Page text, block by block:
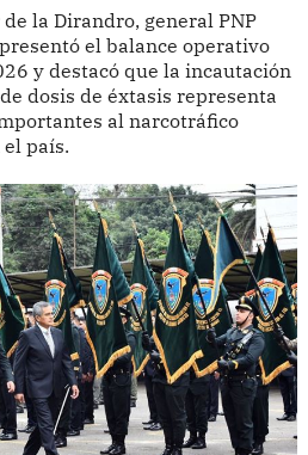
la Dirandro, general PNP
el balance operativo
y destacó que la incautación
dosis de éxtasis representa
al narcotráfico
país.